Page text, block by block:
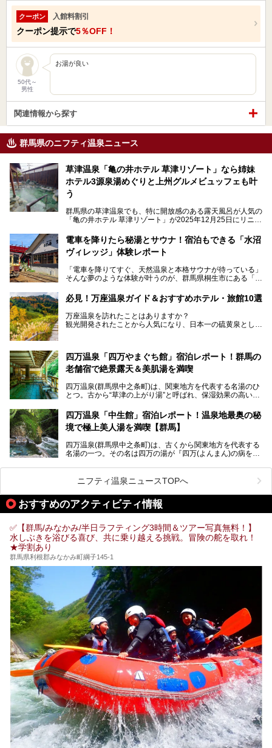
クーポン 入館料割引
クーポン提示で5％OFF！
50代～
男性
お湯が良い
関連情報から探す
群馬県のニフティ温泉ニュース
草津温泉「亀の井ホテル 草津リゾート」なら姉妹
ホテル3源泉湯めぐりと上州グルメビュッフェも叶
う
群馬県の草津温泉でも、特に開放感のある露天風呂が人気の
「亀の井ホテル 草津リゾート」が2025年12月25日にリニュ
ロビーや客室が綺麗になって、上州グルメにこだわったビュ
ッフェも人気！アクセスはシャトルバスで楽々、さらに草津
温泉にある姉妹ホテルの「草津温泉 大東舘」「亀の井ホテ
今回はそんな「亀の井ホテル 草津リゾート」を徹底レポー
───
提供元：アイコニア・ホスピタリティ株式会社【PR】
この記事は亀の井ホテル 草津リゾートのPR記事です。
電車を降りたら秘湯とサウナ！宿泊もできる「水沼
ヴィレッジ」体験レポート
「電車を降りてすぐ、天然温泉と本格サウナが待っている」
そんな夢のような体験が叶うのが、群馬県桐生市にある「駅
日帰り温泉の「水沼の湯」と宿泊もできる「サウナの森」、
２つのエリアがあります。
今回は、その中でも特にユニークな駅直結の「水沼の湯」の
魅力に焦点を当て、温泉好き、サウナー、そして電車旅好き
必見！万座温泉ガイド＆おすすめホテル・旅館10選
万座温泉を訪れたことはありますか？
観光開発されたことから人気になり、日本一の硫黄泉として
も多いかもしれません。
そこで筆者である私が実際に行ってみました！万座温泉の楽
しみ方や周辺の観光地を解説します。
また、日帰り入浴できる温泉から混浴可能な温泉まで、おす
すめの入浴施設もご紹介します！
四万温泉「四万やまぐち館」宿泊レポート！群馬の
老舗宿で絶景露天＆美肌湯を満喫
四万温泉(群馬県中之条町)は、関東地方を代表する名湯のひ
とつ。古から“草津の上がり湯”と呼ばれ、保湿効果の高い美
「四万やまぐち館」は、この地を代表する旅館の一つ。日帰
り入浴も可能ですが、やはり宿泊してじっくり楽しむのがベ
肌湯をはじめ、館内の魅力をたっぷりとご紹介します！
四万温泉「中生館」宿泊レポート！温泉地最奥の秘
境で極上美人湯を満喫【群馬】
四万温泉(群馬県中之条町)は、古くから関東地方を代表する
名湯の一つ。その名は四万の湯が『四万(よんまん)の病を癒
観光客で賑わう人気温泉地です。
「中生館」は四万温泉最奥に位置し、秘境感漂う老舗宿。泉
質の良さ(特に美人湯効果)に定評があり、知る人ぞ知る穴場
的存在です。今回は筆者自ら宿泊し、自慢の温泉をはじめ食
事・客室・共有スペースなど、宿の全貌を徹底紹介します。
ニフティ温泉ニュースTOPへ
おすすめのアクティビティ情報
✅【群馬/みなかみ/半日ラフティング3時間＆ツアー写真無料！】
水しぶきを浴びる喜び、共に乗り越える挑戦。冒険の舵を取れ！
★学割あり
群馬県利根郡みなかみ町綱子145-1